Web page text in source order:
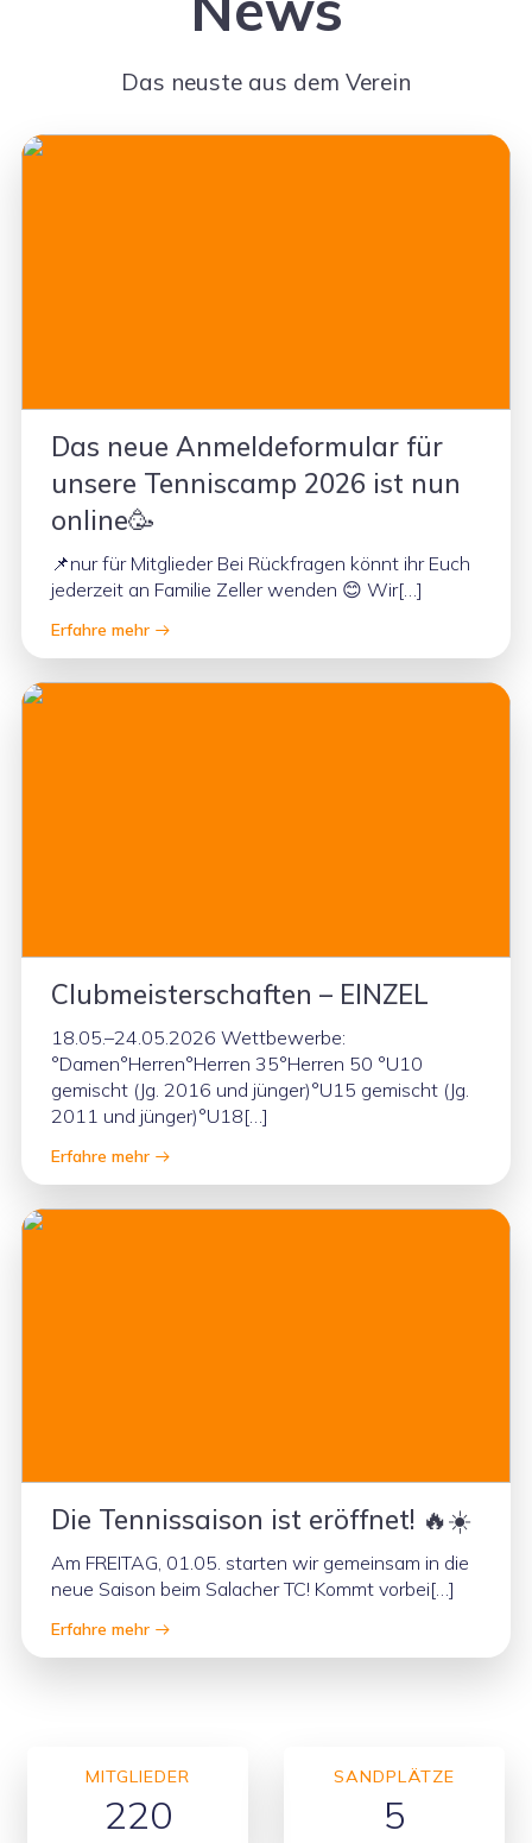
Das neuste aus dem Verein
Das neue Anmeldeformular für
unsere Tenniscamp 2026 ist nun
online🥳
📌nur für Mitglieder Bei Rückfragen könnt ihr Euch
jederzeit an Familie Zeller wenden 😊 Wir[…]
Erfahre mehr
Clubmeisterschaften – EINZEL
18.05.–24.05.2026 Wettbewerbe:
°Damen°Herren°Herren 35°Herren 50 °U10
gemischt (Jg. 2016 und jünger)°U15 gemischt (Jg.
2011 und jünger)°U18[…]
Erfahre mehr
Die Tennissaison ist eröffnet! 🔥☀️
Am FREITAG, 01.05. starten wir gemeinsam in die
neue Saison beim Salacher TC! Kommt vorbei[…]
Erfahre mehr
MITGLIEDER
220
SANDPLÄTZE
5